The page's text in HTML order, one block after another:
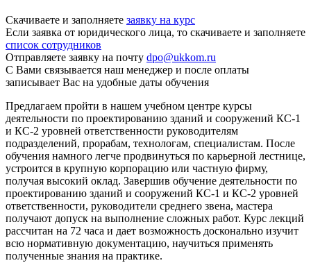
Скачиваете и заполняете заявку на курс
Если заявка от юридического лица, то скачиваете и заполняете
список сотрудников
Отправляете заявку на почту dpo@ukkom.ru
С Вами связывается наш менеджер и после оплаты
записывает Вас на удобные даты обучения
Предлагаем пройти в нашем учебном центре курсы
деятельности по проектированию зданий и сооружений КС-1
и КС-2 уровней ответственности руководителям
подразделений, прорабам, технологам, специалистам. После
обучения намного легче продвинуться по карьерной лестнице,
устроится в крупную корпорацию или частную фирму,
получая высокий оклад. Завершив обучение деятельности по
проектированию зданий и сооружений КС-1 и КС-2 уровней
ответственности, руководители среднего звена, мастера
получают допуск на выполнение сложных работ. Курс лекций
рассчитан на 72 часа и дает возможность досконально изучит
всю нормативную документацию, научиться применять
полученные знания на практике.